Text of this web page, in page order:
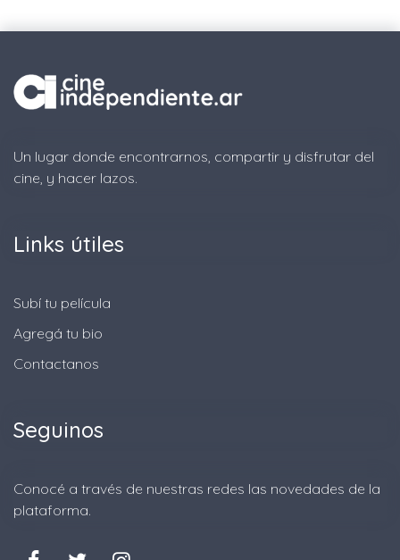
Un lugar donde encontrarnos, compartir y disfrutar del
cine, y hacer lazos.
Links útiles
Subí tu película
Agregá tu bio
Contactanos
Seguinos
Conocé a través de nuestras redes las novedades de la
plataforma.